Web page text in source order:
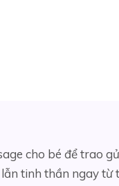
cho bé để trao
tinh thần ngay từ